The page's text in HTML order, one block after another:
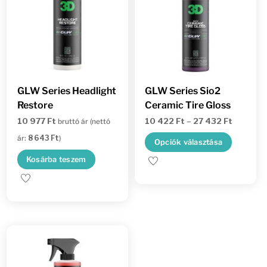
GLW Series Headlight
Restore
10 977 Ft bruttó ár (nettó
ár: 8 643 Ft)
Kosárba teszem
GLW Series Sio2
Ceramic Tire Gloss
10 422 Ft – 27 432 Ft
Opciók választása